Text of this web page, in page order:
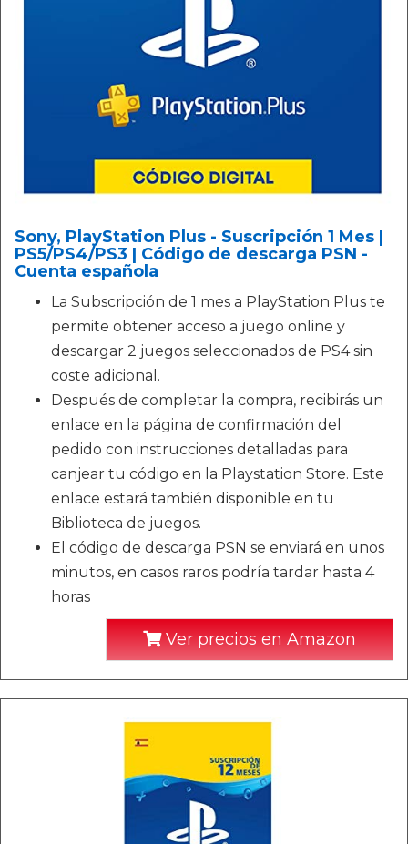
Sony, PlayStation Plus - Suscripción 1 Mes |
PS5/PS4/PS3 | Código de descarga PSN -
Cuenta española
La Subscripción de 1 mes a PlayStation Plus te
permite obtener acceso a juego online y
descargar 2 juegos seleccionados de PS4 sin
coste adicional.
Después de completar la compra, recibirás un
enlace en la página de confirmación del
pedido con instrucciones detalladas para
canjear tu código en la Playstation Store. Este
enlace estará también disponible en tu
Biblioteca de juegos.
El código de descarga PSN se enviará en unos
minutos, en casos raros podría tardar hasta 4
horas
Ver precios en Amazon